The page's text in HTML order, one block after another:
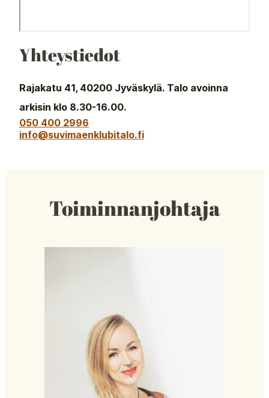
Yhteystiedot
Rajakatu 41, 40200 Jyväskylä. Talo avoinna
arkisin klo 8.30-16.00.
050 400 2996
info@suvimaenklubitalo.fi
Toiminnanjohtaja